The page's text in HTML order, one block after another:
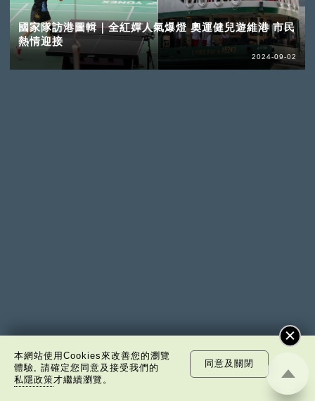
國家隊訪港圖輯｜全紅嬋人氣爆燈 奧運健兒遊維港 市民
熱情迎接
2024-09-02
本網站使用Cookies來改善您的瀏覽
體驗, 請確定您同意及接受我們的
私隱政策才繼續瀏覽。
同意及關閉